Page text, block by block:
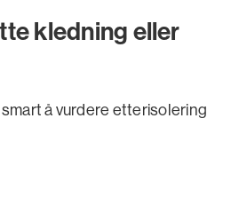
kledning eller
å vurdere etterisolering